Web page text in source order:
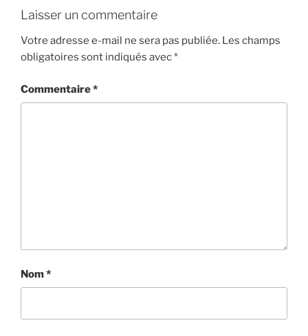
Laisser un commentaire
Votre adresse e-mail ne sera pas publiée. Les champs
obligatoires sont indiqués avec*
Commentaire*
Nom*